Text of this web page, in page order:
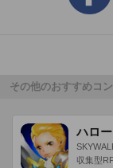
2.Connect your
NOT AN
その他のおすすめコ
ハロ
収集型